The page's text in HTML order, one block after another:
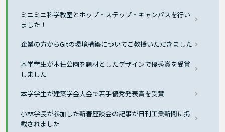
ミニミニ科学教室とホップ・ステップ・キャンパスを行い
ました！
企業の方からGitの環境構築についてご教授いただきました
本学学生が本荘公園を題材としたデザインで優秀賞を受賞
しました
本学学生が建築学会大会で若手優秀発表賞を受賞
小林学長が参加した新春座談会の記事が日刊工業新聞に掲
載されました